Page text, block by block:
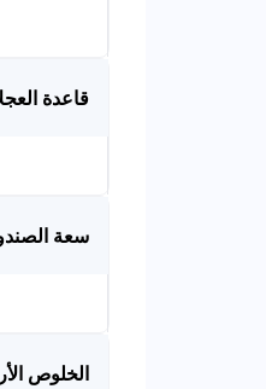
قاعدة
سعة
الخلوص